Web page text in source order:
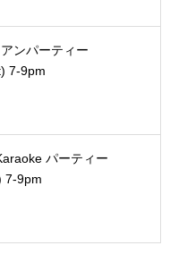
ンパーティー
7-9pm
パーティー
7-9pm